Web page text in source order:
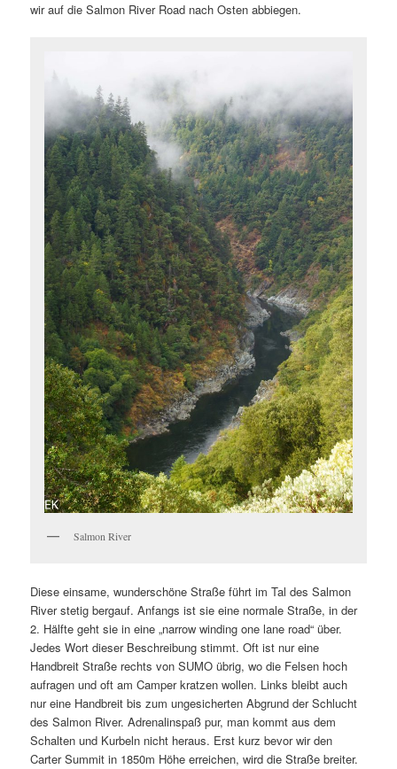
wir auf die Salmon River Road nach Osten abbiegen.
Salmon River
Diese einsame, wunderschöne Straße führt im Tal des Salmon
River stetig bergauf. Anfangs ist sie eine normale Straße, in der
2. Hälfte geht sie in eine „narrow winding one lane road“ über.
Jedes Wort dieser Beschreibung stimmt. Oft ist nur eine
Handbreit Straße rechts von SUMO übrig, wo die Felsen hoch
aufragen und oft am Camper kratzen wollen. Links bleibt auch
nur eine Handbreit bis zum ungesicherten Abgrund der Schlucht
des Salmon River. Adrenalinspaß pur, man kommt aus dem
Schalten und Kurbeln nicht heraus. Erst kurz bevor wir den
Carter Summit in 1850m Höhe erreichen, wird die Straße breiter.